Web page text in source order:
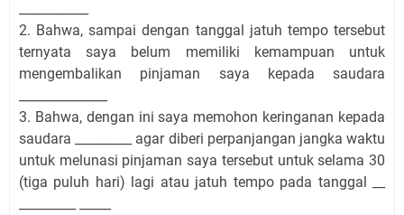
2. Bahwa, sampai dengan tanggal jatuh tempo tersebut
ternyata saya belum memiliki kemampuan untuk
mengembalikan pinjaman saya kepada saudara
3. Bahwa, dengan ini saya memohon keringanan kepada
saudara _________ agar diberi perpanjangan jangka waktu
untuk melunasi pinjaman saya tersebut untuk selama 30
(tiga puluh hari) lagi atau jatuh tempo pada tanggal __